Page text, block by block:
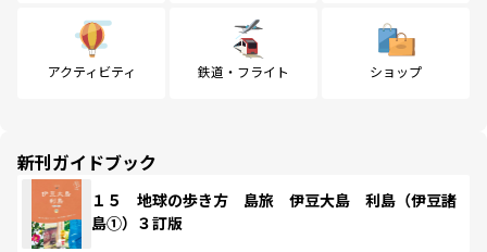
アクティビティ 鉄道・フライト ショップ
新刊ガイドブック
１５ 地球の歩き方 島旅 伊豆大島 利島（伊豆諸
島①）３訂版